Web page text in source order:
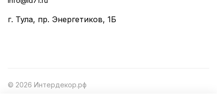
г. Тула, пр. Энергетиков, 1Б
© 2026 Интердекор.рф